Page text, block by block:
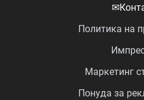
✉
Политика на
Маркетинг
Понуда за